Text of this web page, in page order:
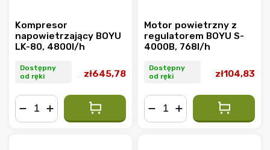
Kompresor
napowietrzający BOYU
LK-80, 4800l/h
Dostępny
od ręki
zł645,78
Motor powietrzny z
regulatorem BOYU S-
4000B, 768l/h
Dostępny
od ręki
zł104,83